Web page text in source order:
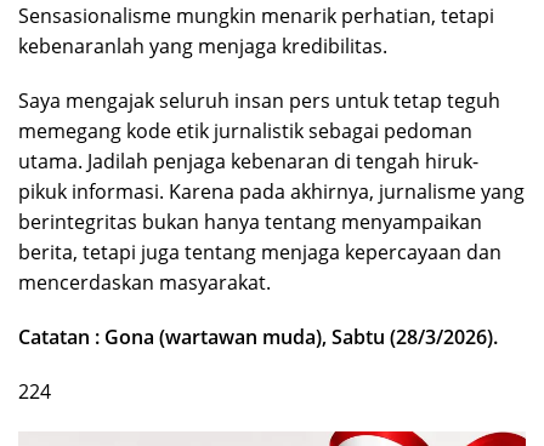
Sensasionalisme mungkin menarik perhatian, tetapi
kebenaranlah yang menjaga kredibilitas.
Saya mengajak seluruh insan pers untuk tetap teguh
memegang kode etik jurnalistik sebagai pedoman
utama. Jadilah penjaga kebenaran di tengah hiruk-
pikuk informasi. Karena pada akhirnya, jurnalisme yang
berintegritas bukan hanya tentang menyampaikan
berita, tetapi juga tentang menjaga kepercayaan dan
mencerdaskan masyarakat.
Catatan : Gona (wartawan muda), Sabtu (28/3/2026).
224